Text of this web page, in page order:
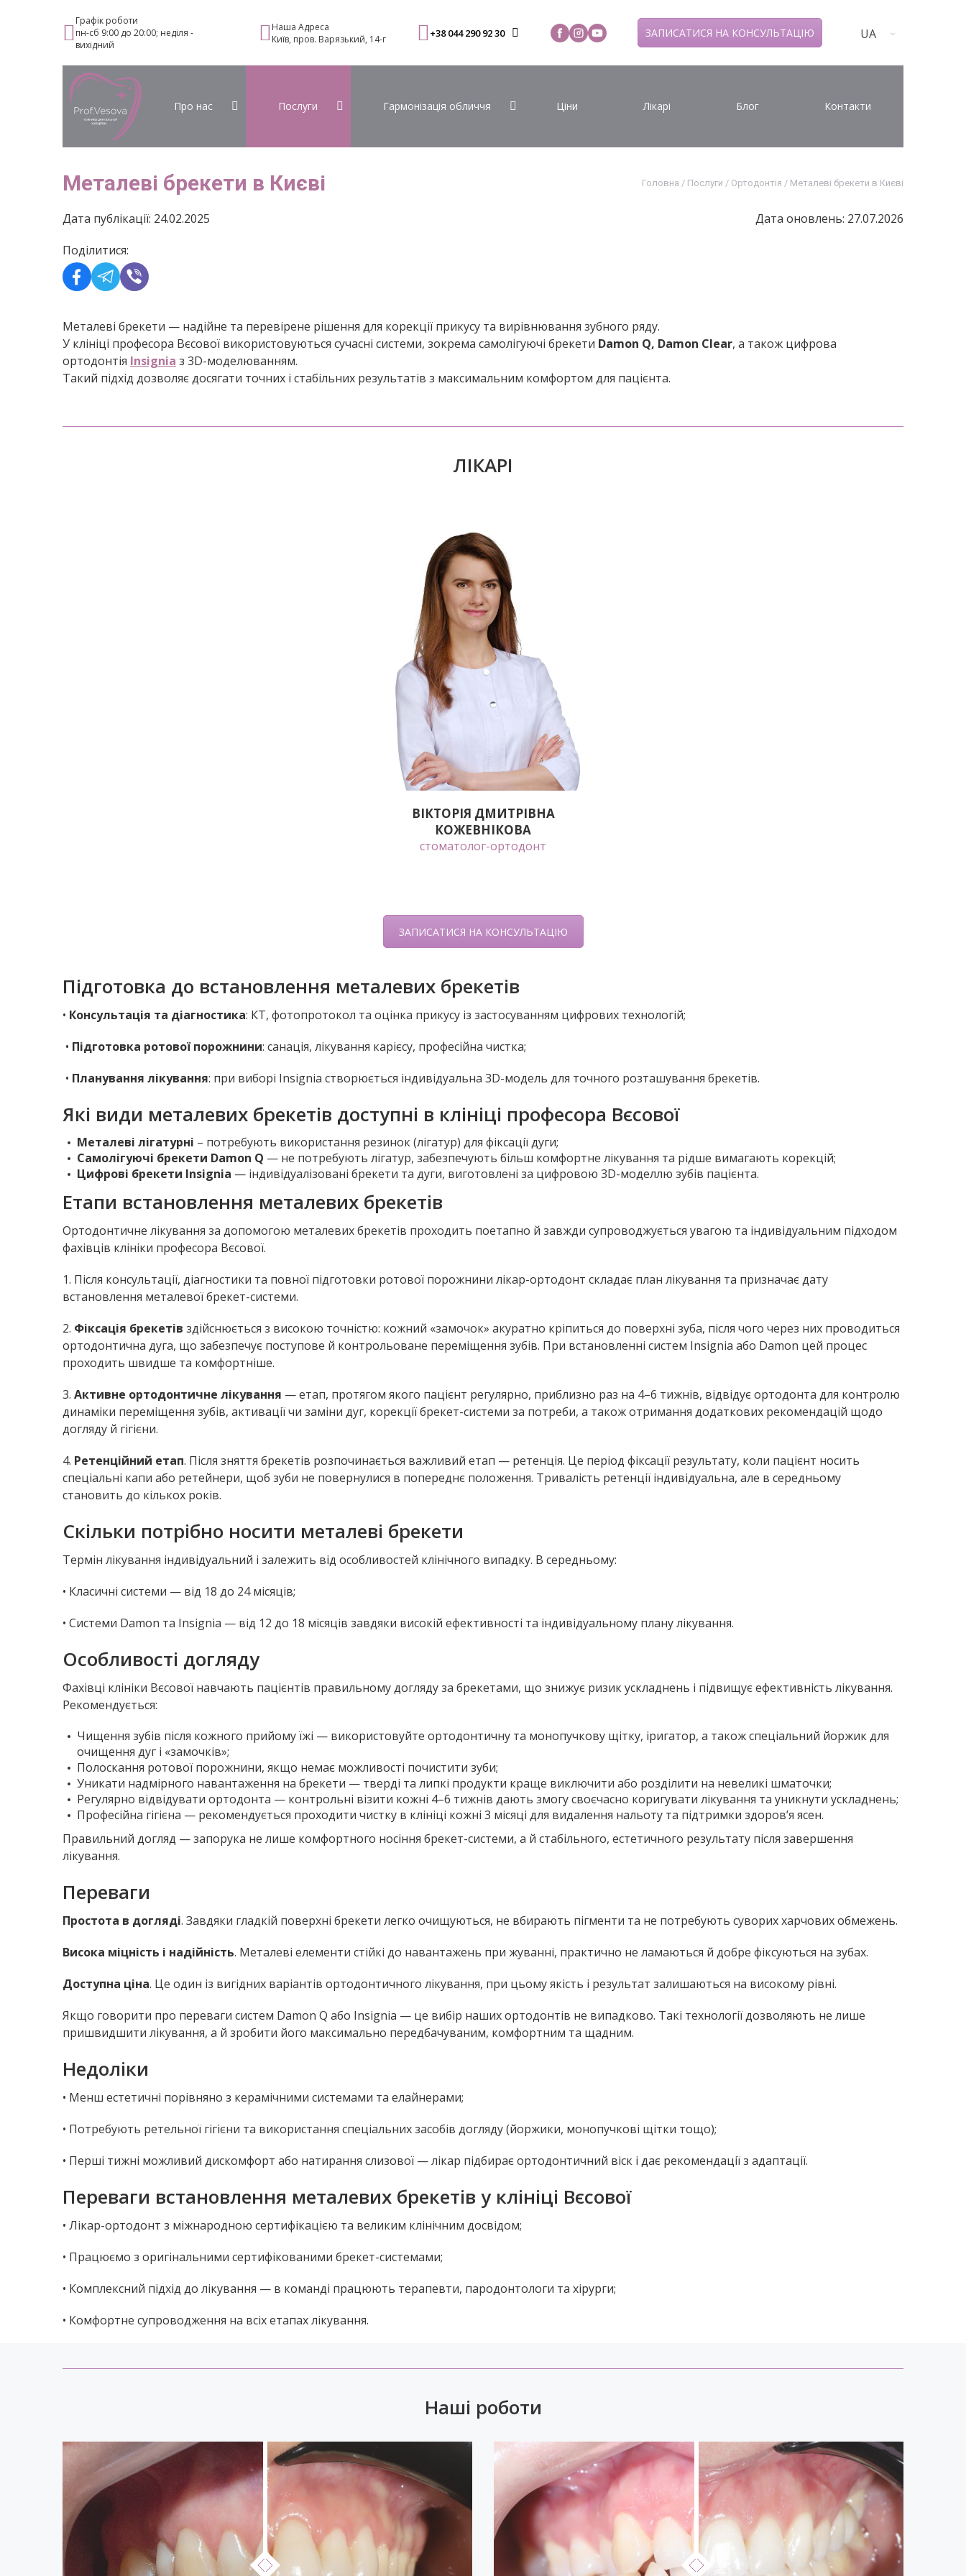
Графік роботи
пн-сб 9:00 до 20:00; неділя -
вихідний
Наша Адреса
Київ, пров. Варязький, 14-г
+38 044 290 92 30 ЗАПИСАТИСЯ НА КОНСУЛЬТАЦІЮ UA
Про нас Послуги Гармонізація обличчя Ціни Лікарі Блог Контакти
Металеві брекети в Києві Головна / Послуги / Ортодонтія / Металеві брекети в Києві
Дата публікації: 24.02.2025
Дата оновлень: 27.07.2026
Поділитися:
Металеві брекети — надійне та перевірене рішення для корекції прикусу та вирівнювання зубного ряду.
У клініці професора Вєсової використовуються сучасні системи, зокрема самолігуючі брекети Damon Q, Damon Clear, а також цифрова
ортодонтія Insignia з 3D-моделюванням.
Такий підхід дозволяє досягати точних і стабільних результатів з максимальним комфортом для пацієнта.
ЛІКАРІ
ВІКТОРІЯ ДМИТРІВНА
КОЖЕВНІКОВА
стоматолог-ортодонт
ЗАПИСАТИСЯ НА КОНСУЛЬТАЦІЮ
Підготовка до встановлення металевих брекетів
• Консультація та діагностика: КТ, фотопротокол та оцінка прикусу із застосуванням цифрових технологій;
• Підготовка ротової порожнини: санація, лікування карієсу, професійна чистка;
• Планування лікування: при виборі Insignia створюється індивідуальна 3D-модель для точного розташування брекетів.
Які види металевих брекетів доступні в клініці професора Вєсової
Металеві лігатурні – потребують використання резинок (лігатур) для фіксації дуги;
Самолігуючі брекети Damon Q — не потребують лігатур, забезпечують більш комфортне лікування та рідше вимагають корекцій;
Цифрові брекети Insignia — індивідуалізовані брекети та дуги, виготовлені за цифровою 3D-моделлю зубів пацієнта.
Етапи встановлення металевих брекетів
Ортодонтичне лікування за допомогою металевих брекетів проходить поетапно й завжди супроводжується увагою та індивідуальним підходом
фахівців клініки професора Вєсової.
1. Після консультації, діагностики та повної підготовки ротової порожнини лікар-ортодонт складає план лікування та призначає дату
встановлення металевої брекет-системи.
2. Фіксація брекетів здійснюється з високою точністю: кожний «замочок» акуратно кріпиться до поверхні зуба, після чого через них проводиться
ортодонтична дуга, що забезпечує поступове й контрольоване переміщення зубів. При встановленні систем Insignia або Damon цей процес
проходить швидше та комфортніше.
3. Активне ортодонтичне лікування — етап, протягом якого пацієнт регулярно, приблизно раз на 4–6 тижнів, відвідує ортодонта для контролю
динаміки переміщення зубів, активації чи заміни дуг, корекції брекет-системи за потреби, а також отримання додаткових рекомендацій щодо
догляду й гігієни.
4. Ретенційний етап. Після зняття брекетів розпочинається важливий етап — ретенція. Це період фіксації результату, коли пацієнт носить
спеціальні капи або ретейнери, щоб зуби не повернулися в попереднє положення. Тривалість ретенції індивідуальна, але в середньому
становить до кількох років.
Скільки потрібно носити металеві брекети
Термін лікування індивідуальний і залежить від особливостей клінічного випадку. В середньому:
• Класичні системи — від 18 до 24 місяців;
• Системи Damon та Insignia — від 12 до 18 місяців завдяки високій ефективності та індивідуальному плану лікування.
Особливості догляду
Фахівці клініки Вєсової навчають пацієнтів правильному догляду за брекетами, що знижує ризик ускладнень і підвищує ефективність лікування.
Рекомендується:
Чищення зубів після кожного прийому їжі — використовуйте ортодонтичну та монопучкову щітку, іригатор, а також спеціальний йоржик для
очищення дуг і «замочків»;
Полоскання ротової порожнини, якщо немає можливості почистити зуби;
Уникати надмірного навантаження на брекети — тверді та липкі продукти краще виключити або розділити на невеликі шматочки;
Регулярно відвідувати ортодонта — контрольні візити кожні 4–6 тижнів дають змогу своєчасно коригувати лікування та уникнути ускладнень;
Професійна гігієна — рекомендується проходити чистку в клініці кожні 3 місяці для видалення нальоту та підтримки здоров’я ясен.
Правильний догляд — запорука не лише комфортного носіння брекет-системи, а й стабільного, естетичного результату після завершення
лікування.
Переваги
Простота в догляді. Завдяки гладкій поверхні брекети легко очищуються, не вбирають пігменти та не потребують суворих харчових обмежень.
Висока міцність і надійність. Металеві елементи стійкі до навантажень при жуванні, практично не ламаються й добре фіксуються на зубах.
Доступна ціна. Це один із вигідних варіантів ортодонтичного лікування, при цьому якість і результат залишаються на високому рівні.
Якщо говорити про переваги систем Damon Q або Insignia — це вибір наших ортодонтів не випадково. Такі технології дозволяють не лише
пришвидшити лікування, а й зробити його максимально передбачуваним, комфортним та щадним.
Недоліки
• Менш естетичні порівняно з керамічними системами та елайнерами;
• Потребують ретельної гігієни та використання спеціальних засобів догляду (йоржики, монопучкові щітки тощо);
• Перші тижні можливий дискомфорт або натирання слизової — лікар підбирає ортодонтичний віск і дає рекомендації з адаптації.
Переваги встановлення металевих брекетів у клініці Вєсової
• Лікар-ортодонт з міжнародною сертифікацією та великим клінічним досвідом;
• Працюємо з оригінальними сертифікованими брекет-системами;
• Комплексний підхід до лікування — в команді працюють терапевти, пародонтологи та хірурги;
• Комфортне супроводження на всіх етапах лікування.
Наші роботи